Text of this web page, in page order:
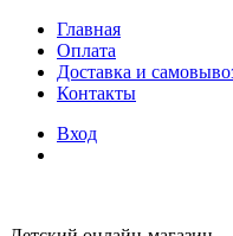
Главная
Оплата
Доставка и
Контакты
Вход